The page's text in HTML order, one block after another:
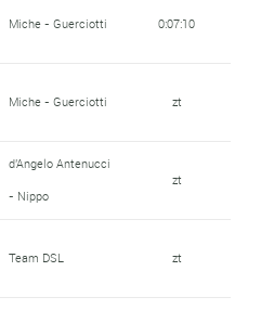
Miche - Guerciotti 0:07:10
Miche - Guerciotti zt
d'Angelo Antenucci
- Nippo
zt
Team DSL zt